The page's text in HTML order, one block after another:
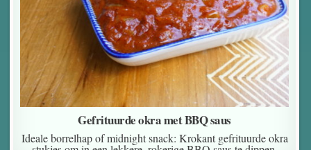
Gefrituurde okra met BBQ saus
Ideale borrelhap of midnight snack: Krokant gefrituurde okra